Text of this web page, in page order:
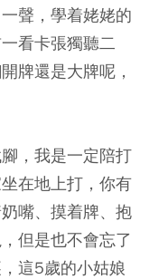
聲，學着姥姥的
看卡張獨聽二
牌還是大牌呢，
，我是一定陪打
在地上打，你有
嘴、摸着牌、抱
但是也不會忘了
這5歲的小姑娘